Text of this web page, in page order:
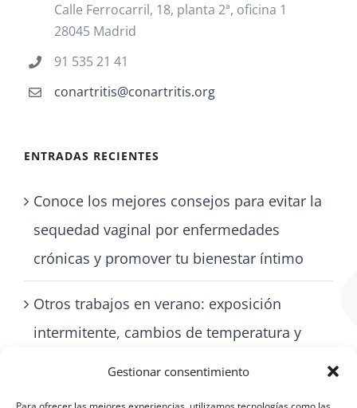
Gestionar consentimiento
Calle Ferrocarril, 18, planta 2ª, oficina 1
28045 Madrid
91 535 21 41
conartritis@conartritis.org
ENTRADAS RECIENTES
Conoce los mejores consejos para evitar la
sequedad vaginal por enfermedades
crónicas y promover tu bienestar íntimo
Otros trabajos en verano: exposición
intermitente, cambios de temperatura y